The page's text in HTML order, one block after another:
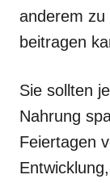
anderem zu
beitragen
Sie sollten
Nahrung
Feiertagen